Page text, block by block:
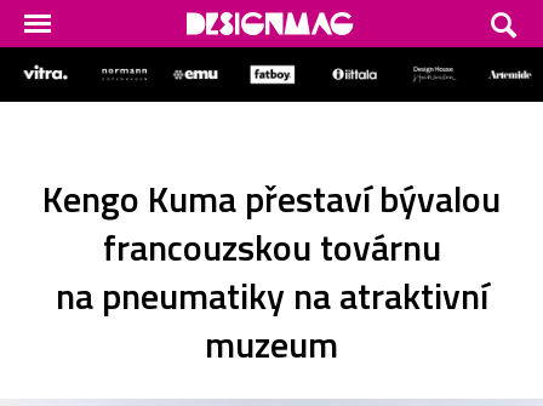
Kengo Kuma přestaví bývalou
francouzskou továrnu
na pneumatiky na atraktivní
muzeum